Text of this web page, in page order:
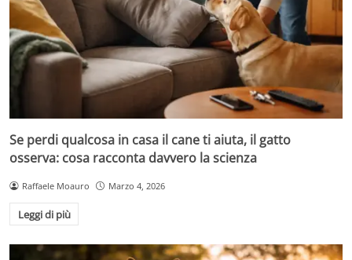
Se perdi qualcosa in casa il cane ti aiuta, il gatto
osserva: cosa racconta davvero la scienza
Raffaele Moauro Marzo 4, 2026
Leggi di più